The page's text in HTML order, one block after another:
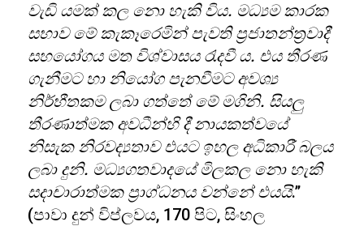
වැඩි යමක් කල නො හැකි විය. මධ්‍යම කාරක
සභාව මේ කැකෑරෙමින් පැවති ප්‍රජාතන්ත්‍රවාදී
සහයෝගය මත විශ්වාසය රැදවී ය. එය තීරණ
ගැනීමට හා නියෝග පැනවීමට අවශ්‍ය
නිර්භීතකම ලබා ගත්තේ මේ මගිනි. සියලු
තීරණාත්මක අවධීන්හි දී නායකත්වයේ
නිසැක නිරවද්‍යතාව එයට ඉහල අධිකාරී බලය
ලබා දුනි. මධ්‍යගතවාදයේ මිලකල නො හැකි
සදාචාරාත්මක ප්‍රාග්ධනය වන්නේ එයයි.”
(පාවා දුන් විප්ලවය, 170 පිට, සිංහල